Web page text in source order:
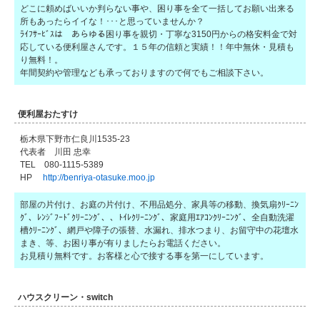
どこに頼めばいいか判らない事や、困り事を全て一括してお願い出来る
所もあったらイイな！･･･と思っていませんか？
ﾗｲﾌｻｰﾋﾞｽは あらゆる困り事を親切・丁寧な3150円からの格安料金で対
応している便利屋さんです。１５年の信頼と実績！！年中無休・見積も
り無料！。
年間契約や管理なども承っておりますので何でもご相談下さい。
便利屋おたすけ
栃木県下野市仁良川1535-23
代表者 川田 忠幸
TEL 080-1115-5389
HPhttp://benriya-otasuke.moo.jp
部屋の片付け、お庭の片付け、不用品処分、家具等の移動、換気扇ｸﾘｰﾆﾝ
ｸﾞ、ﾚﾝｼﾞﾌｰﾄﾞｸﾘｰﾆﾝｸﾞ、、ﾄｲﾚｸﾘｰﾆﾝｸﾞ、家庭用ｴｱｺﾝｸﾘｰﾆﾝｸﾞ、全自動洗濯
槽ｸﾘｰﾆﾝｸﾞ、網戸や障子の張替、水漏れ、排水つまり、お留守中の花壇水
まき、等、お困り事が有りましたらお電話ください。
お見積り無料です。お客様と心で接する事を第一にしています。
ハウスクリーン・switch